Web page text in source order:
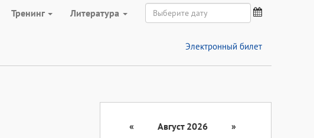
Тренинг Литература
Электронный билет
« Август 2026
»